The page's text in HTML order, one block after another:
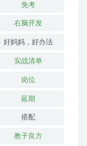
免考
右脑开发
好妈妈，好办法
实战清单
岗位
延期
搭配
教子良方